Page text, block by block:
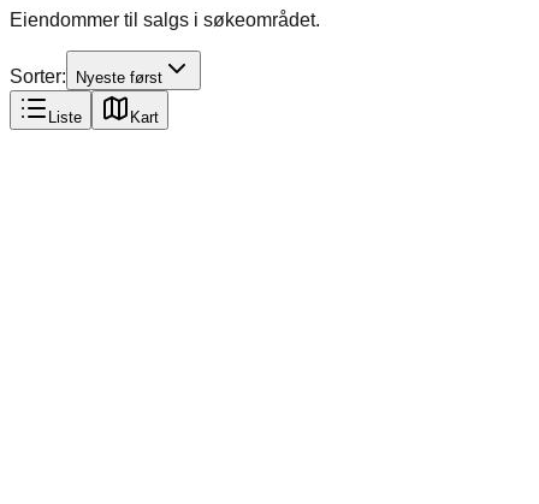
Eiendommer til salgs i søkeområdet.
Sorter: Nyeste først
Liste Kart